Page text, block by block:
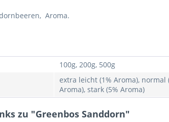
Aroma.
100g, 200g, 500g
extra leicht (1% Aroma), normal
Aroma), stark (5% Aroma)
zu "Greenbos Sanddorn"